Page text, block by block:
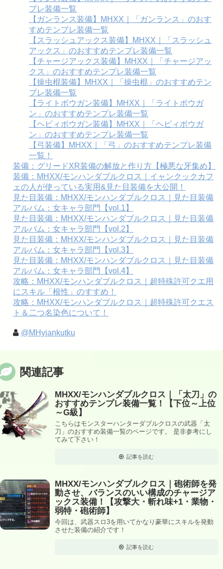
プレ装備一覧
【ガンランス装備】MHXX｜「ガンランス」のおす
すめテンプレ装備一覧
【スラッシュアックス装備】MHXX｜「スラッシュ
アックス」のおすすめテンプレ装備一覧
【チャージアックス装備】MHXX｜「チャージアッ
クス」のおすすめテンプレ装備一覧
【操虫棍装備】MHXX｜「操虫棍」のおすすめテン
プレ装備一覧
【ライトボウガン装備】MHXX｜「ライトボウガ
ン」のおすすめテンプレ装備一覧
【ヘビィボウガン装備】MHXX｜「ヘビィボウガ
ン」のおすすめテンプレ装備一覧
【弓装備】MHXX｜「弓」のおすすめテンプレ装備
一覧！
装備：グリードXR装備の解放と作り方【極悪な牙集め】
装備：MHXX/モンハンダブルクロス｜イャンクックカフ
ェの人が使っている実用&見た目装備を大公開！
見た目装備：MHXX/モンハンダブルクロス｜見た目装備
アルバム：女キャラ部門【vol.1】
見た目装備：MHXX/モンハンダブルクロス｜見た目装備
アルバム：女キャラ部門【vol.2】
見た目装備：MHXX/モンハンダブルクロス｜見た目装備
アルバム：女キャラ部門【vol.3】
見た目装備：MHXX/モンハンダブルクロス｜見た目装備
アルバム：女キャラ部門【vol.4】
攻略：MHXX/モンハンダブルクロス｜超特殊許可クエ用
にスキル「根性」のすすめ！
攻略：MHXX/モンハンダブルクロス｜超特殊許可クエス
ト＆二つ名染色について！
@MHyiankutku
関連記事
MHXX/モンハンダブルクロス｜「太刀」の
おすすめテンプレ装備一覧！【下位～上位
～G級】
こちらはモンスターハンターダブルクロスの武器「太
刀」のおすすめ装備一覧のページです。 是非参考にし
てみて下さい！
記事を読む
MHXX/モンハンダブルクロス｜砲術師を発
動させ、バランスのいい構成のチャージア
ックス装備！【攻撃大・斬れ味+1・業物・
弱特・砲術師】
今回は、武器スロ3を用いてかなり豪華にスキルを発動
させた装備の紹介です！
記事を読む